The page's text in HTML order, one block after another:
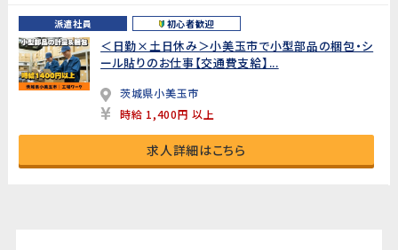
派遣社員 初心者歓迎
＜日勤×土日休み＞小美玉市で小型部品の梱包・シ
ール貼りのお仕事【交通費支給】...
茨城県小美玉市
時給 1,400円 以上
求人詳細はこちら